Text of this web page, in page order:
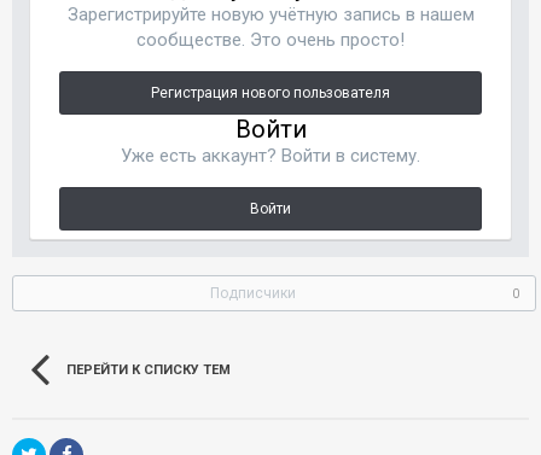
Зарегистрируйте новую учётную запись в нашем
сообществе. Это очень просто!
Регистрация нового пользователя
Войти
Уже есть аккаунт? Войти в систему.
Войти
Подписчики 0
ПЕРЕЙТИ К СПИСКУ ТЕМ